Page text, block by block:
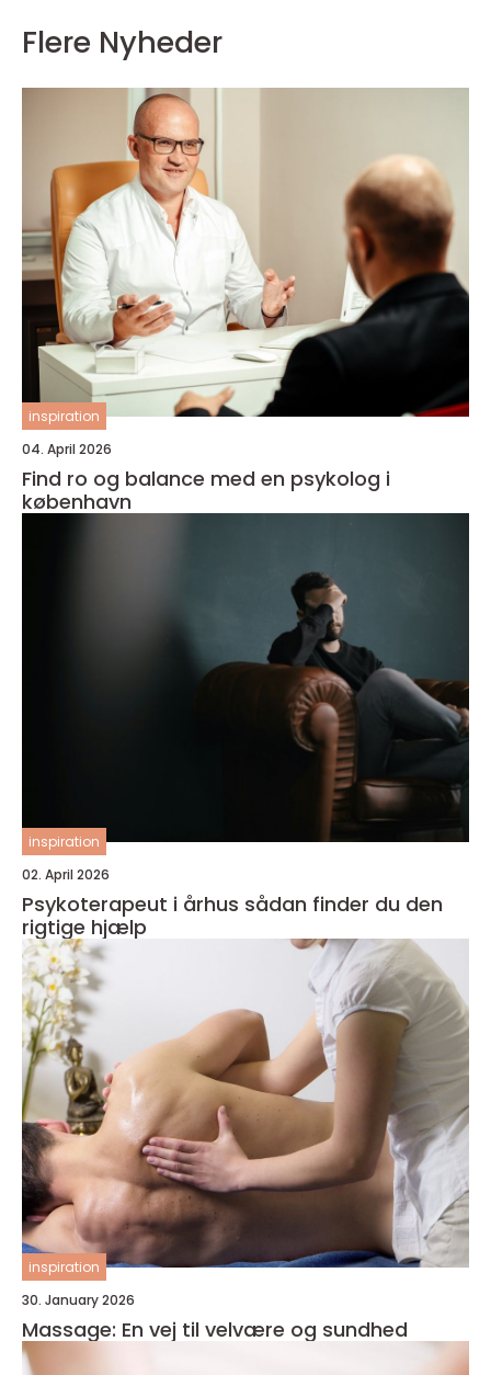
Flere Nyheder
inspiration
04. April 2026
Find ro og balance med en psykolog i
københavn
inspiration
02. April 2026
Psykoterapeut i århus sådan finder du den
rigtige hjælp
inspiration
30. January 2026
Massage: En vej til velvære og sundhed